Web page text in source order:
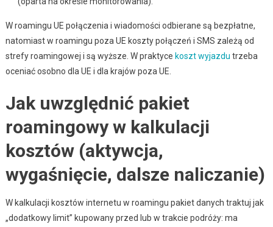
W roamingu UE połączenia i wiadomości odbierane są bezpłatne,
natomiast w roamingu poza UE koszty połączeń i SMS zależą od
strefy roamingowej i są wyższe. W praktyce koszt wyjazdu trzeba
oceniać osobno dla UE i dla krajów poza UE.
Jak uwzględnić pakiet
roamingowy w kalkulacji
kosztów (aktywcja,
wygaśnięcie, dalsze naliczanie)
W kalkulacji kosztów internetu w roamingu pakiet danych traktuj jak
„dodatkowy limit” kupowany przed lub w trakcie podróży: ma